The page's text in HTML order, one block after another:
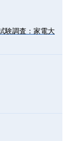
験調査：家電大